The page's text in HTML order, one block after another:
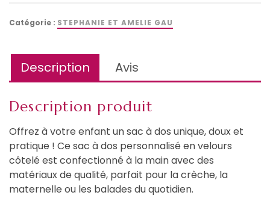
personnalisé
enfant
velours
–
Modèle
«
Lùca
»
Catégorie : STEPHANIE ET AMELIE GAU
Description Avis
Description produit
Offrez à votre enfant un sac à dos unique, doux et
pratique ! Ce sac à dos personnalisé en velours
côtelé est confectionné à la main avec des
matériaux de qualité, parfait pour la crèche, la
maternelle ou les balades du quotidien.